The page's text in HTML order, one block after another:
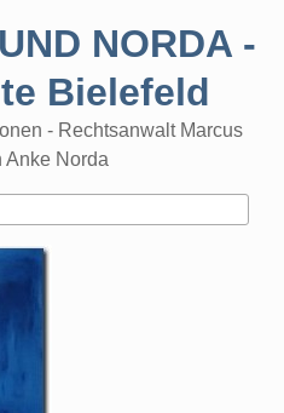
NORDA -
Bielefeld
- Rechtsanwalt Marcus
Anke Norda